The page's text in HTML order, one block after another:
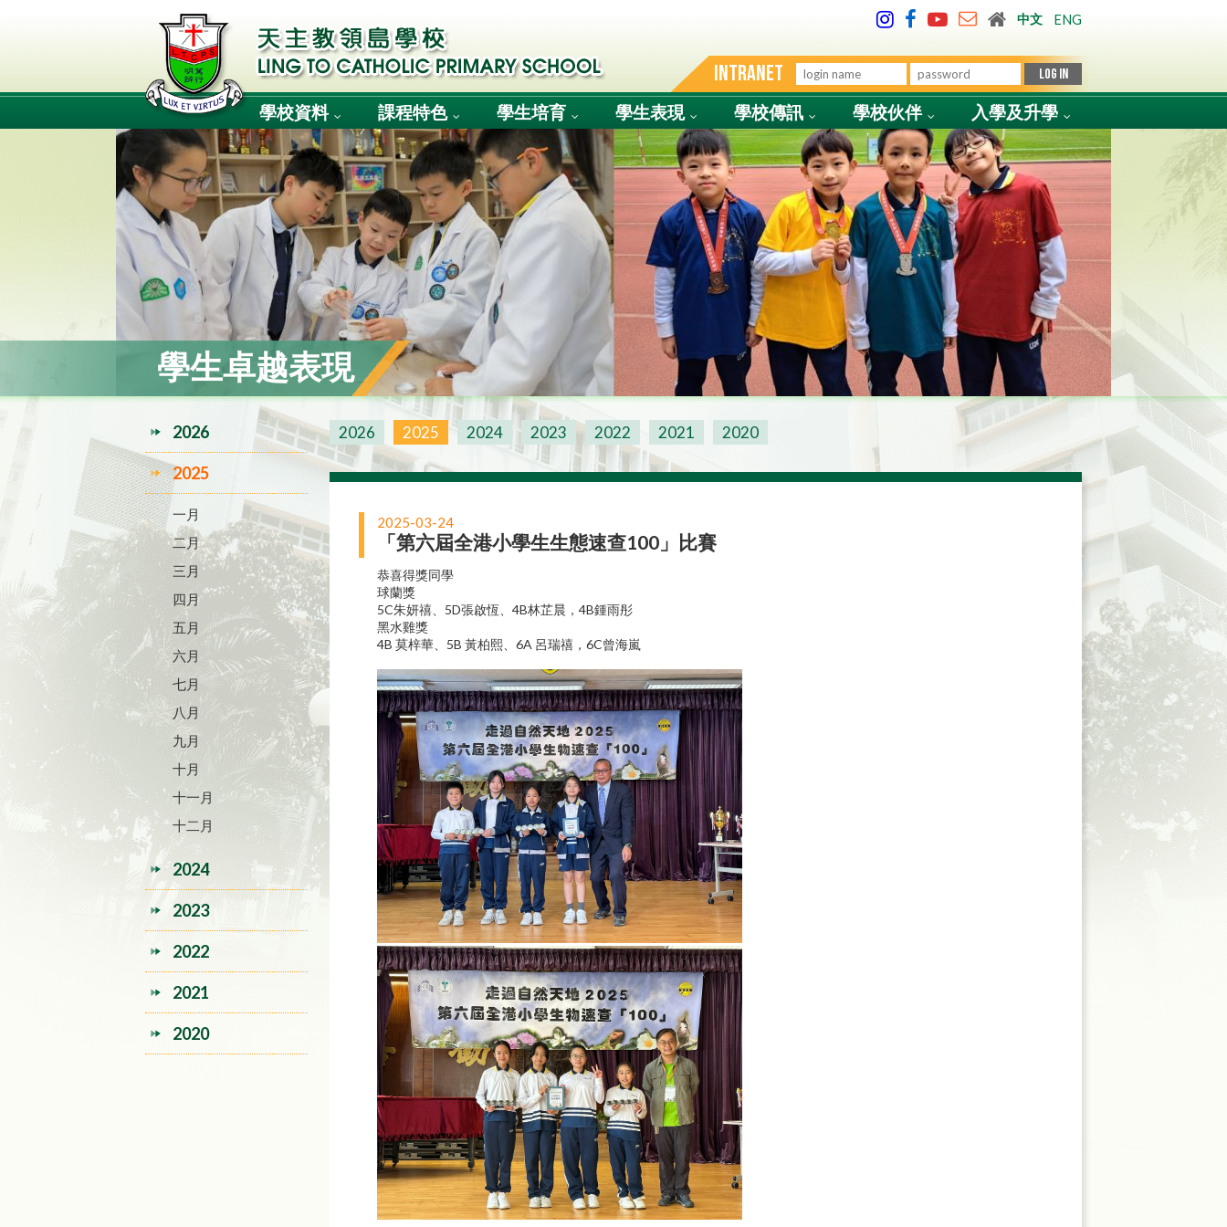
中文 ENG
INTRANET
學校資料 課程特色 學生培育 學生表現 學校傳訊 學校伙伴 入學及升學
學生卓越表現
2026 2025 2024 2023 2022 2021 2020
2026
2025
一月
二月
三月
四月
五月
六月
七月
八月
九月
十月
十一月
十二月
2024
2023
2022
2021
2020
2025-03-24
「第六屆全港小學生生態速查100」比賽
恭喜得獎同學
球蘭獎
5C朱妍禧、5D張啟恆、4B林芷晨，4B鍾雨彤
黑水雞獎
4B 莫梓華、5B 黃柏熙、6A 呂瑞禧，6C曾海嵐